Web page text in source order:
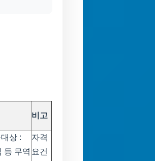
비고
상 :
등 무역
자격
요건